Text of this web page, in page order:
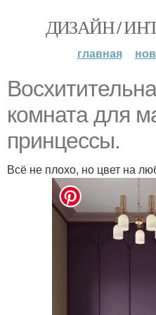
ДИЗАЙН /
главная
комната для
принцессы.
Всё не плохо, но цвет на